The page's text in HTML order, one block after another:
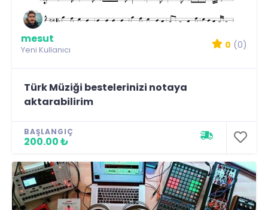
mesut
Yeni Kullanıcı 0 (0)
Türk Müziği bestelerinizi notaya
aktarabilirim
BAŞLANGIÇ
200.00 ₺